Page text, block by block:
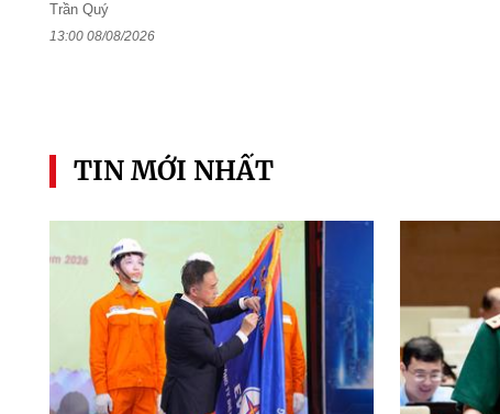
Trần Quý
13:00 08/08/2026
TIN MỚI NHẤT